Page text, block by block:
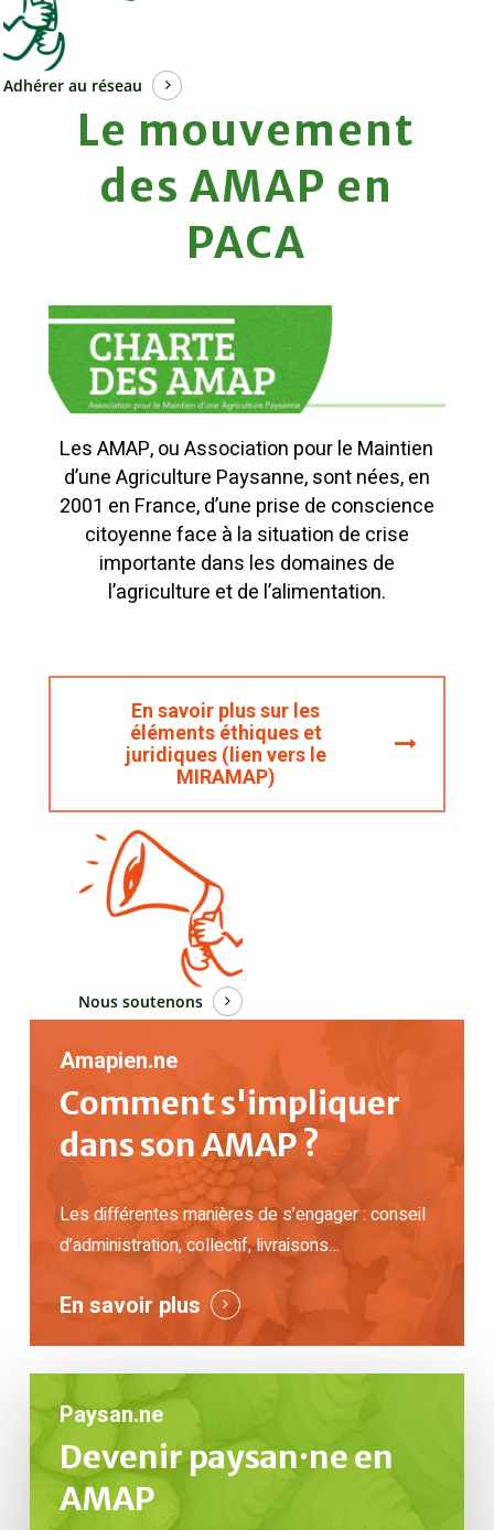
Adhérer au réseau
Le mouvement
des AMAP en
PACA
Les AMAP, ou Association pour le Maintien
d’une Agriculture Paysanne, sont nées, en
2001 en France, d’une prise de conscience
citoyenne face à la situation de crise
importante dans les domaines de
l’agriculture et de l’alimentation.
En savoir plus sur les
éléments éthiques et
juridiques (lien vers le
MIRAMAP)
Nous soutenons
Amapien.ne
Comment s'impliquer
dans son AMAP ?
Les différentes manières de s’engager : conseil
d’administration, collectif, livraisons…
En savoir plus
Paysan.ne
Devenir paysan·ne en
AMAP